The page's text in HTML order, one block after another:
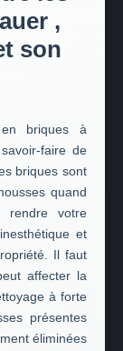
,
son
briques à
faire de
briques sont
quand
rendre votre
et
Il faut
affecter la
à forte
présentes
éliminées